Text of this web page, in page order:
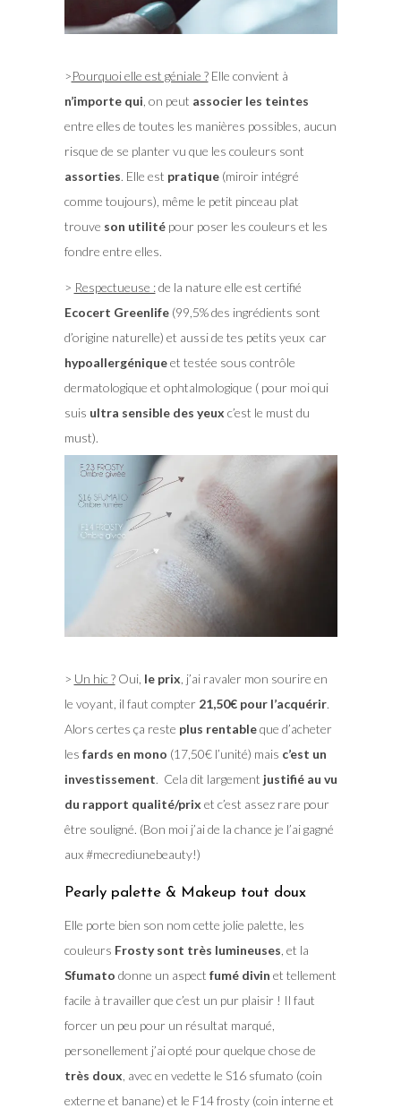
>Pourquoi elle est géniale ?Elle convient à
n’importe qui , on peut associer les teintes
entre elles de toutes les manières possibles, aucun
risque de se planter vu que les couleurs sont
assorties. Elle est pratique(miroir intégré
comme toujours), même le petit pinceau plat
trouve son utilitépour poser les couleurs et les
fondre entre elles.
> Respectueuse :de la nature elle est certifié
Ecocert Greenlife(99,5% des ingrédients sont
d’origine naturelle) et aussi de tes petits yeux car
hypoallergéniqueet testée sous contrôle
dermatologique et ophtalmologique ( pour moi qui
suis ultra sensible des yeux c’est le must du
must).
> Un hic ?Oui, le prix , j’ai ravaler mon sourire en
le voyant, il faut compter 21,50€ pour l’acquérir.
Alors certes ça reste plus rentableque d’acheter
les fards en mono (17,50€ l’unité) mais c’est un
investissement. Cela dit largement justifié au vu
du rapport qualité/prix et c’est assez rare pour
être souligné. (Bon moi j’ai de la chance je l’ai gagné
aux #mecrediunebeauty!)
Pearly palette & Makeup tout doux
Elle porte bien son nom cette jolie palette, les
couleurs Frosty sont très lumineuses , et la
Sfumato donne un aspect fumé divin et tellement
facile à travailler que c’est un pur plaisir ! Il faut
forcer un peu pour un résultat marqué,
personellement j’ai opté pour quelque chose de
très doux , avec en vedette le S16 sfumato (coin
externe et banane) et le F14 frosty (coin interne et